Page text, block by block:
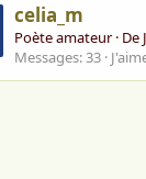
celia_m
Poète amateur · De
Messages 33